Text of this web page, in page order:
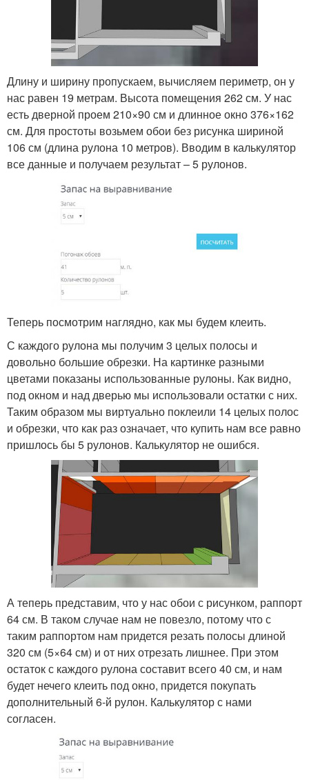
Длину и ширину пропускаем, вычисляем периметр, он у
нас равен 19 метрам. Высота помещения 262 см. У нас
есть дверной проем 210×90 см и длинное окно 376×162
см. Для простоты возьмем обои без рисунка шириной
106 см (длина рулона 10 метров). Вводим в калькулятор
все данные и получаем результат – 5 рулонов.
Теперь посмотрим наглядно, как мы будем клеить.
С каждого рулона мы получим 3 целых полосы и
довольно большие обрезки. На картинке разными
цветами показаны использованные рулоны. Как видно,
под окном и над дверью мы использовали остатки с них.
Таким образом мы виртуально поклеили 14 целых полос
и обрезки, что как раз означает, что купить нам все равно
пришлось бы 5 рулонов. Калькулятор не ошибся.
А теперь представим, что у нас обои с рисунком, раппорт
64 см. В таком случае нам не повезло, потому что с
таким раппортом нам придется резать полосы длиной
320 см (5×64 см) и от них отрезать лишнее. При этом
остаток с каждого рулона составит всего 40 см, и нам
будет нечего клеить под окно, придется покупать
дополнительный 6-й рулон. Калькулятор с нами
согласен.